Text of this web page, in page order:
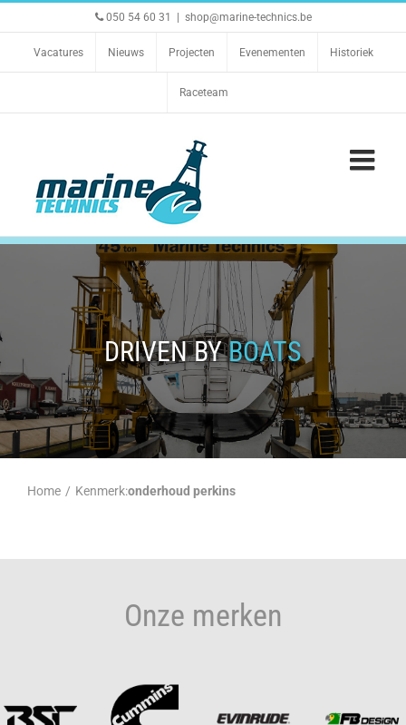
050 54 60 31 shop@marine-technics.be
Vacatures Nieuws Projecten Evenementen Historiek
Raceteam
DRIVEN BYBOATS
Home / Kenmerk:onderhoud perkins
Onze merken